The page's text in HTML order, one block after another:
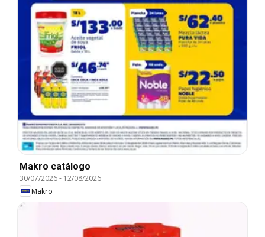
Makro catálogo
30/07/2026- 12/08/2026
Makro